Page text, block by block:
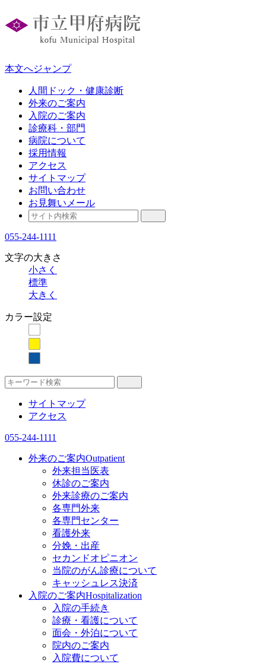
本文へジャンプ
人間ドック・健康診断
外来のご案内
入院のご案内
診療科・部門
病院について
採用情報
アクセス
サイトマップ
お問い合わせ
お見舞いメール
055-244-1111
文字の大きさ
小さく
標準
大きく
カラー設定
サイトマップ
アクセス
055-244-1111
外来のご案内Outpatient
外来担当医表
休診のご案内
外来診療のご案内
各専門外来
各専門センター
看護外来
分娩・出産
セカンドオピニオン
当院のがん診療について
キャッシュレス決済
入院のご案内Hospitalization
入院の手続き
診療・看護について
面会・外泊について
院内のご案内
入院費について